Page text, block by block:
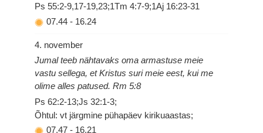
Ps 55:2-9,17-19,23;1Tm 4:7-9;1Aj 16:23-31
07.44 - 16.24
4. november
Jumal teeb nähtavaks oma armastuse meie
vastu sellega, et Kristus suri meie eest, kui me
olime alles patused. Rm 5:8
Ps 62:2-13;Js 32:1-3;
Õhtul: vt järgmine pühapäev kirikuaastas;
07.47 - 16.21